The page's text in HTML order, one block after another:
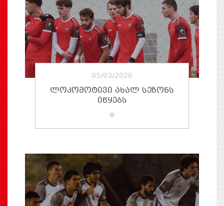
05/03/2026
ᲚᲝᲙᲝᲛᲝᲢᲘᲕᲘ ᲐᲮᲐᲚ ᲡᲔᲖᲝᲜᲡ
ᲘᲬᲧᲔᲑᲡ